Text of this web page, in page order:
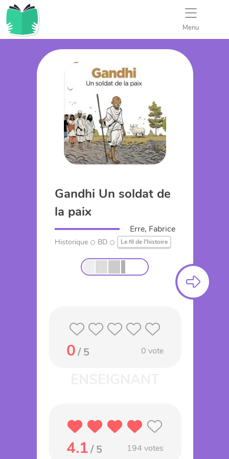
Menu
Gandhi Un soldat de
la paix
Erre, Fabrice
Historique BD Le fil de l'histoire
0/ 5 0 vote
4.1/ 5 194 votes